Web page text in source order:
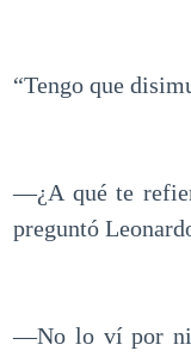
“Tengo que
—¿A qué te
preguntó
—No lo ví por